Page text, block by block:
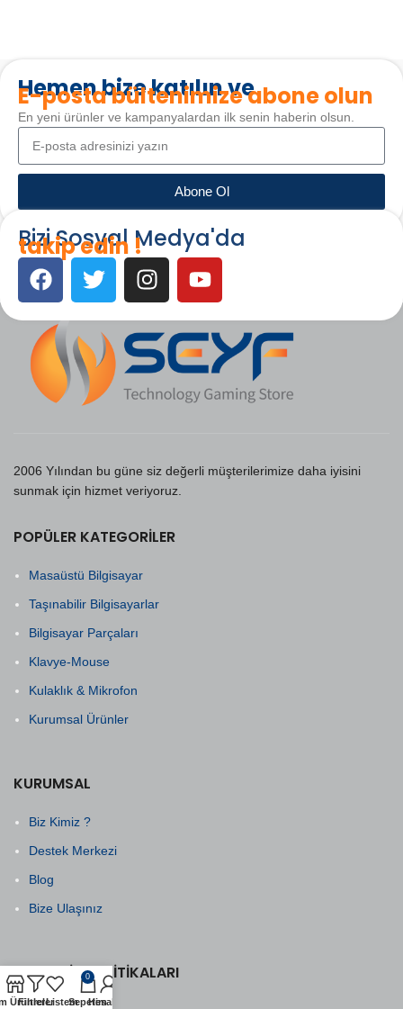
Hemen bize katılın ve
E-posta bültenimize abone olun
En yeni ürünler ve kampanyalardan ilk senin haberin olsun.
Abone Ol
Bizi Sosyal Medya'da
takip edin !
2006 Yılından bu güne siz değerli müşterilerimize daha iyisini
sunmak için hizmet veriyoruz.
POPÜLER KATEGORILER
Masaüstü Bilgisayar
Taşınabilir Bilgisayarlar
Bilgisayar Parçaları
Klavye-Mouse
Kulaklık & Mikrofon
Kurumsal Ürünler
KURUMSAL
Biz Kimiz ?
Destek Merkezi
Blog
Bize Ulaşınız
ALIŞVERIŞ POLITIKALARI
Ürünler
FiltrelerListem
0
SepetimHesabım